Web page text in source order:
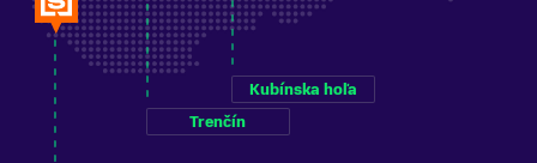
Trenčín
Kubínska hoľa